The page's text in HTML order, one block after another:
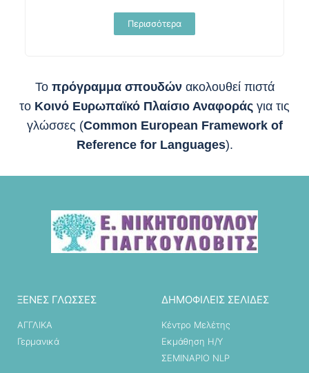
Περισσότερα
Το πρόγραμμα σπουδώνακολουθεί πιστά
το Κοινό Ευρωπαϊκό Πλαίσιο Αναφοράς για τις
γλώσσες (Common European Framework of
Reference for Languages).
ΞΕΝΕΣ ΓΛΩΣΣΕΣ
ΑΓΓΛΙΚΑ
Γερμανικά
ΔΗΜΟΦΙΛΕΙΣ ΣΕΛΙΔΕΣ
Κέντρο Μελέτης
Εκμάθηση Η/Υ
ΣΕΜΙΝΑΡΙΟ NLP